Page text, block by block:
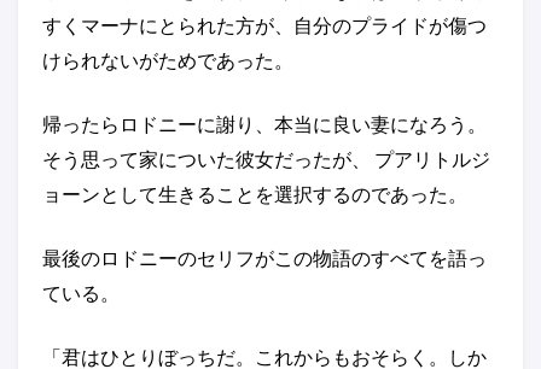
すくマーナにとられた方が、自分のプライドが傷つ
けられないがためであった。
帰ったらロドニーに謝り、本当に良い妻になろう。
そう思って家についた彼女だったが、 プアリトルジ
ョーンとして生きることを選択するのであった。
最後のロドニーのセリフがこの物語のすべてを語っ
ている。
「君はひとりぼっちだ。これからもおそらく。しか